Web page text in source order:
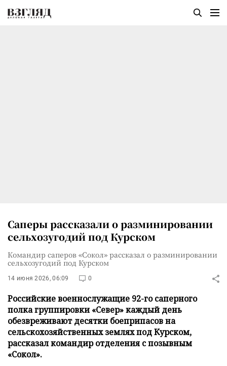
Саперы рассказали о разминировании
сельхозугодий под Курском
Командир саперов «Сокол» рассказал о разминировании
сельхозугодий под Курском
14 июня 2026, 06:09 0
Российские военнослужащие 92-го саперного
полка группировки «Север» каждый день
обезвреживают десятки боеприпасов на
сельскохозяйственных землях под Курском,
рассказал командир отделения с позывным
«Сокол».